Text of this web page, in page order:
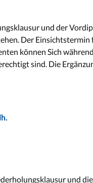
und der
Der
können Sich
sind. Die
und